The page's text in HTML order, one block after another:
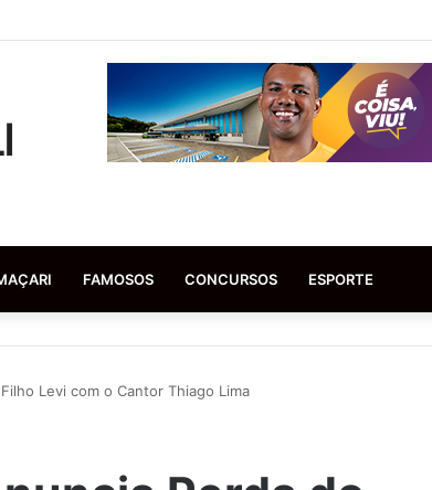
FAMOSOS CONCURSOS ESPORTE
Levi com o Cantor Thiago Lima